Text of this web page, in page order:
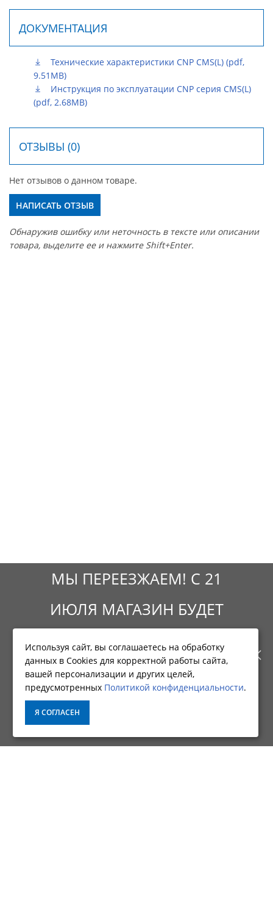
ДОКУМЕНТАЦИЯ
Технические характеристики CNP CMS(L) (pdf,
9.51MB)
Инструкция по эксплуатации CNP серия CMS(L)
(pdf, 2.68MB)
ОТЗЫВЫ (0)
Нет отзывов о данном товаре.
НАПИСАТЬ ОТЗЫВ
Обнаружив ошибку или неточность в тексте или описании
товара, выделите ее и нажмите Shift+Enter.
МЫ ПЕРЕЕЗЖАЕМ! С 21
ИЮЛЯ МАГАЗИН БУДЕТ
РАБОТАТЬ ПО НОВОМУ
АДРЕСУ. ПОДРОБНАЯ
ИНФОРМАЦИЯ О ПЕРЕЕЗДЕ
Фирменный магазин CNP
ИНФОРМАЦИЯ
О КОМПАНИИ
ДОСТАВКА
Используя сайт, вы соглашаетесь на обработку
данных в Cookies для корректной работы сайта,
вашей персонализации и других целей,
предусмотренных Политикой конфиденциальности.
Я СОГЛАСЕН